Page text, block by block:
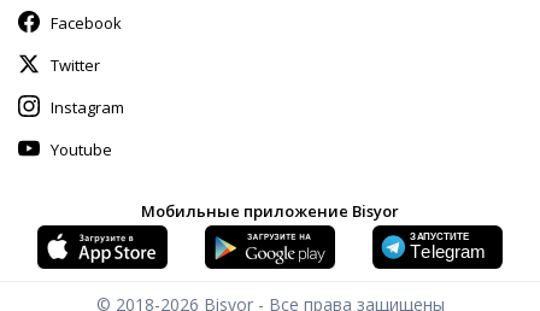
Facebook
Twitter
Instagram
Youtube
Мобильные приложение Bisyor
© 2018-2026 Bisyor - Все права защищены